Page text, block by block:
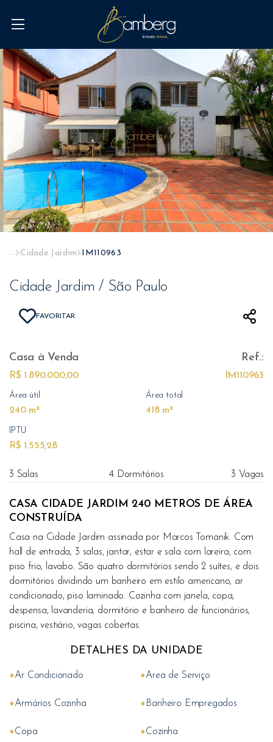
... Cidade Jardim IM110963
Cidade Jardim / São Paulo
FAVORITAR
Casa à Venda
R$ 1.890.000,00
Ref.:
IM110963
Área útil
240 m²
Área total
418 m²
IPTU
R$ 1.555,28
3 Salas 4 Dormitórios 3 Vagas
CASA CIDADE JARDIM 240 METROS DE ÁREA
CONSTRUÍDA
Casa na Cidade Jardim assinada por Marcos Tomanik. Com
hall de entrada, 3 salas, jantar, estar e sala com lareira, com
piso frio, lavabo. São quatro dormitórios sendo 2 suítes, e dois
dormitórios dividindo um banheiro em estilo americano, ar
condicionado, piso laminado. Cozinha com janela, copa,
despensa, lavanderia, dormitório e banheiro de funcionários,
piscina, vestiário, vagas cobertas.
DETALHES DA UNIDADE
•Ar Condicionado •Area de Serviço
•Armários Cozinha • Banheiro Empregados
•Copa •Cozinha